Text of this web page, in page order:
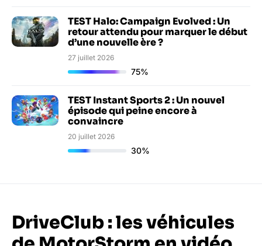
TEST Halo: Campaign Evolved : Un
retour attendu pour marquer le début
d’une nouvelle ère ?
27 juillet 2026
75%
TEST Instant Sports 2 : Un nouvel
épisode qui peine encore à
convaincre
20 juillet 2026
30%
DriveClub : les véhicules